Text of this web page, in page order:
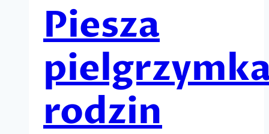
Piesza
rodzin